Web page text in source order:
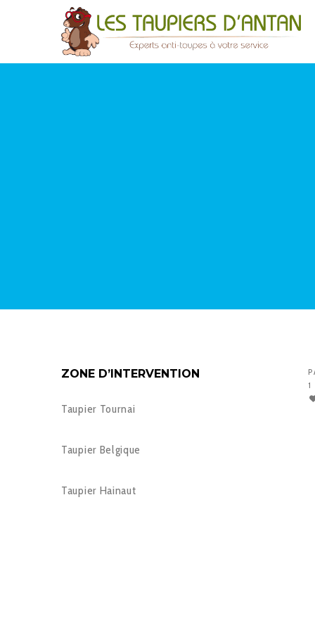
1
ZONE D’INTERVENTION
Taupier Tournai
Taupier Belgique
Taupier Hainaut